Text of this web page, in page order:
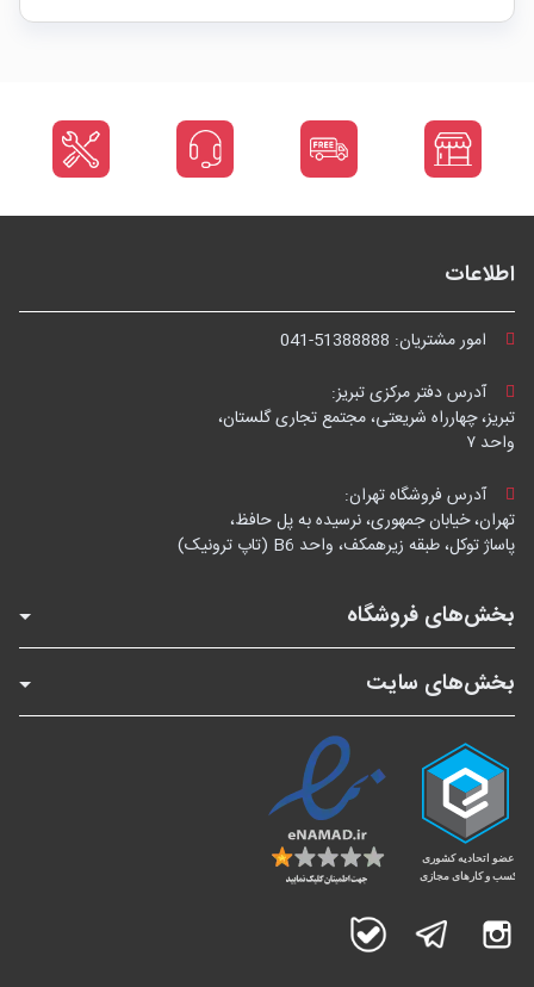
اطلاعات
امور مشتریان: 041-51388888
آدرس دفتر مرکزی تبریز:
تبریز، چهارراه شریعتی، مجتمع تجاری گلستان،
واحد ۷
آدرس فروشگاه تهران:
تهران، خیابان جمهوری، نرسیده به پل حافظ،
پاساژ توکل، طبقه زیرهمکف، واحد B6 (تاپ ترونیک)
بخش‌های فروشگاه
بخش‌های سایت
اینستاگرام تلگرام